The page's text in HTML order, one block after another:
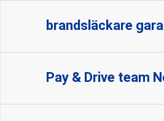
brandsläckare
Pay & Drive team